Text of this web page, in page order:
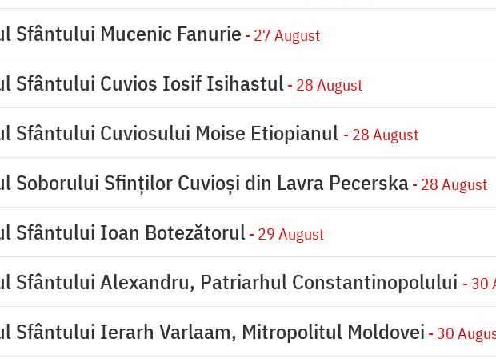
Sfântului Mucenic Fanurie - 27 August
Sfântului Cuvios Iosif Isihastul - 28 August
Sfântului Cuviosului Moise Etiopianul - 28 August
Soborului Sfinților Cuvioși din Lavra Pecerska- 28 August
Sfântului Ioan Botezătorul - 29 August
Sfântului Alexandru, Patriarhul Constantinopolului - 30
Sfântului Ierarh Varlaam, Mitropolitul Moldovei - 30